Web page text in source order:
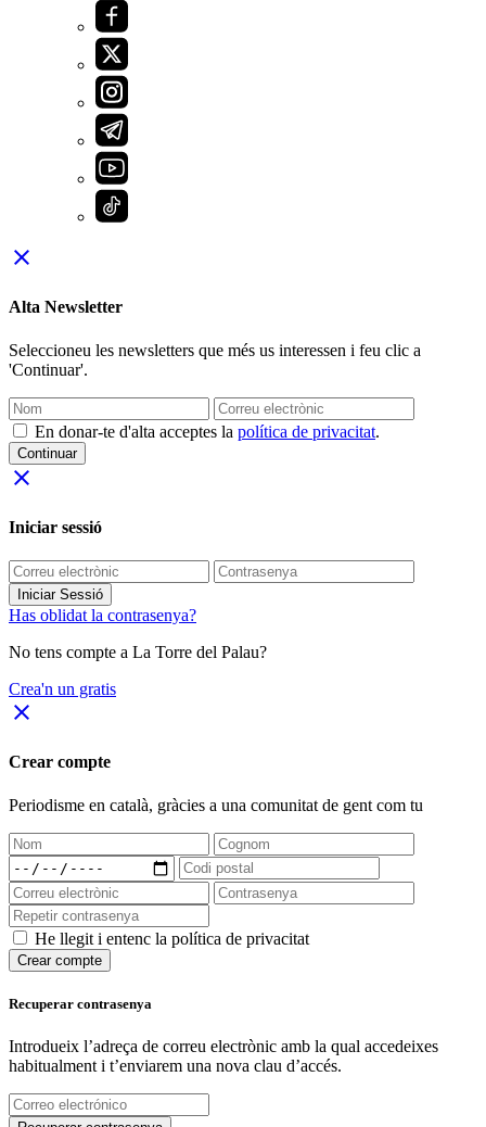
close
Alta Newsletter
Seleccioneu les newsletters que més us interessen i feu clic a
'Continuar'.
En donar-te d'alta acceptes la política de privacitat.
Continuar
close
Iniciar sessió
Iniciar Sessió
Has oblidat la contrasenya?
No tens compte a La Torre del Palau?
Crea'n un gratis
close
Crear compte
Periodisme en català, gràcies a una comunitat de gent com tu
He llegit i entenc la política de privacitat
Crear compte
Recuperar contrasenya
Introdueix l’adreça de correu electrònic amb la qual accedeixes
habitualment i t’enviarem una nova clau d’accés.